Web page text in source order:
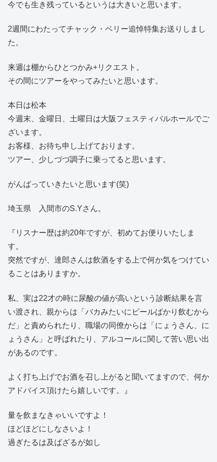
今でも生き残っているというは大きいと思います。
2週間にわたってチャック・ベリー追悼特集お送りしまし
た。
来週は棚からひとつかみ+リクエスト。
その間にツアーをやってみたいと思います。
本日は松本
今週末、金曜日、土曜日は大阪フェスティバルホールでご
ざいます。
お客様、お待ち申し上げております。
ツアー、少しづづ調子に乗ってると思います。
がんばっていきたいと思います(笑)
埼玉県 入間市のS.Yさん。
『リスナー歴は約20年ですが、初めてお便りいたしま
す。
突然ですが、達郎さんは飲酒をする上で何か気をつけてい
ることはありますか。
私、実は22才の時に尿酸の値が高いという診断結果を言
い渡され、親からは「バカみたいにビールばかり飲むから
だ」と責められたり、職場の同僚からは「にょうさん、に
ょうさん」と呼ばれたり、アルコールに関して苦い思い出
があるのです。
よく打ち上げでお酒を召し上がると聞いてますので、何か
アドバイス頂けたら嬉しいです。』
量を飲まなきゃいいですよ！
ほどほどにしなさいよ！
過ぎたるは及ばざるが如し